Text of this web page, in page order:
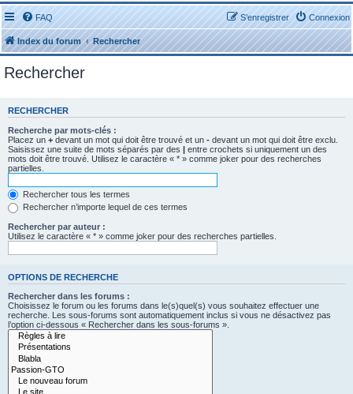
FAQ Connexion
S’enregistrer
Index du forum Rechercher
Rechercher
RECHERCHER
Recherche par mots-clés :
Placez un + devant un mot qui doit être trouvé et un - devant un mot qui doit être exclu.
Saisissez une suite de mots séparés par des | entre crochets si uniquement un des
mots doit être trouvé. Utilisez le caractère « * » comme joker pour des recherches
partielles.
Rechercher tous les termes
Rechercher n’importe lequel de ces termes
Rechercher par auteur :
Utilisez le caractère « * » comme joker pour des recherches partielles.
OPTIONS DE RECHERCHE
Rechercher dans les forums :
Choisissez le forum ou les forums dans le(s)quel(s) vous souhaitez effectuer une
recherche. Les sous-forums sont automatiquement inclus si vous ne désactivez pas
l’option ci-dessous « Rechercher dans les sous-forums ».